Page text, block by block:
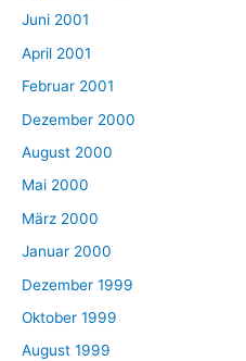
Juni 2001
April 2001
Februar 2001
Dezember 2000
August 2000
Mai 2000
März 2000
Januar 2000
Dezember 1999
Oktober 1999
August 1999